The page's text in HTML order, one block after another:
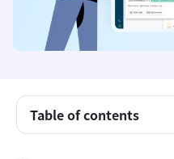
Table of contents
Freshsales 是什麼，
Freshsales 價格結構與
使用者體驗與實施的便利